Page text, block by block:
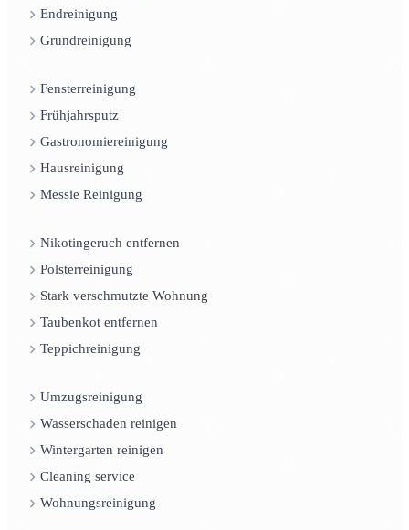
Endreinigung
Grundreinigung
Fensterreinigung
Frühjahrsputz
Gastronomiereinigung
Hausreinigung
Messie Reinigung
Nikotingeruch entfernen
Polsterreinigung
Stark verschmutzte Wohnung
Taubenkot entfernen
Teppichreinigung
Umzugsreinigung
Wasserschaden reinigen
Wintergarten reinigen
Cleaning service
Wohnungsreinigung